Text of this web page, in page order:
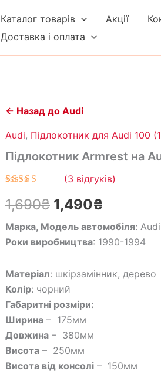
Каталог товарів Акції
Доставка і оплата
← Назад до Audi
Audi, Підлокотник для Audi 100
Підлокотник Armrest на
5.00з 5 на
основі
опитування
покупців
(3 відгуків)
1,690₴
Оригінальна
1,690₴.
1,490₴
1,490₴.
Марка, Модель автомобіля:
Роки виробництва: 1990-1994
Матеріал: шкірзамінник, дерево
Колір: чорний
Габаритні розміри:
Ширина – 175мм
Довжина – 380мм
Висота – 250мм
Висота від консолі – 150мм
Armrest
Audi
(1990-
кількість